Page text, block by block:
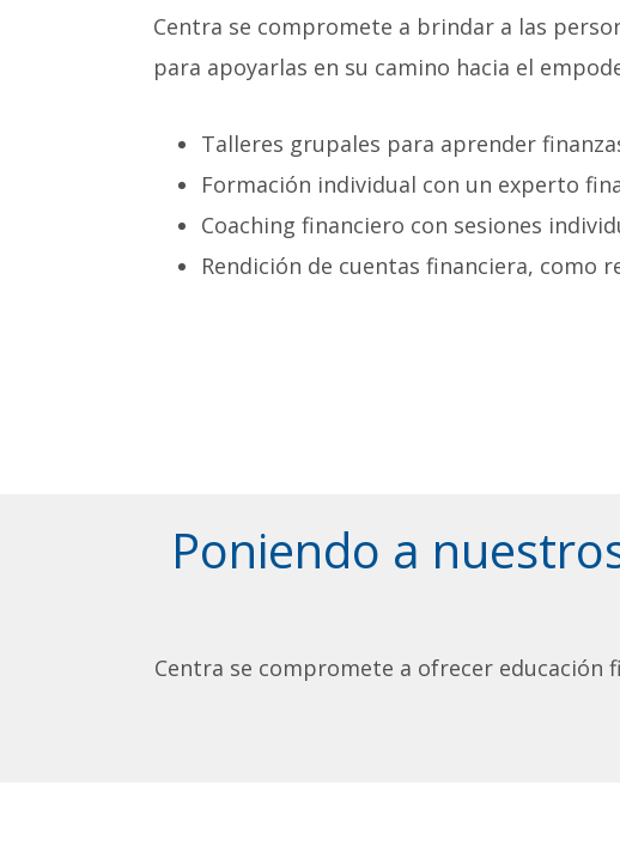
Centra se compromete a brindar a las
para apoyarlas en su camino hacia el
Talleres grupales para aprender
Formación individual con un experto
Coaching financiero con sesiones
Rendición de cuentas financiera, como
Poniendo a
Centra se compromete a ofrecer educación